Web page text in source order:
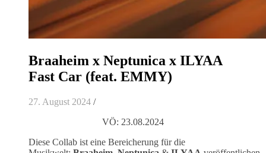
Braaheim x Neptunica x ILYAA
Fast Car (feat. EMMY)
27. August 2024 /
VÖ: 23.08.2024
Diese Collab ist eine Bereicherung für die